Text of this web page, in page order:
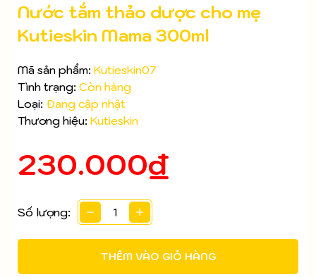
Nước tắm thảo dược cho mẹ
Kutieskin Mama 300ml
Mã sản phẩm: Kutieskin07
Tình trạng: Còn hàng
Loại: Đang cập nhật
Thương hiệu: Kutieskin
230.000₫
Số lượng:
THÊM VÀO GIỎ HÀNG
Mã giảm giá:
Ngày hết hạn:
Điều kiện: